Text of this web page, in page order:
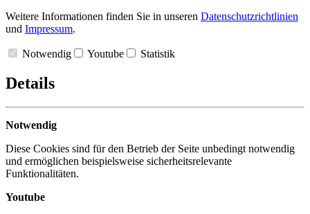
Weitere Informationen finden Sie in unseren Datenschutzrichtlinien
und Impressum.
Notwendig Youtube Statistik
Details
Notwendig
Diese Cookies sind für den Betrieb der Seite unbedingt notwendig
und ermöglichen beispielsweise sicherheitsrelevante
Funktionalitäten.
Youtube